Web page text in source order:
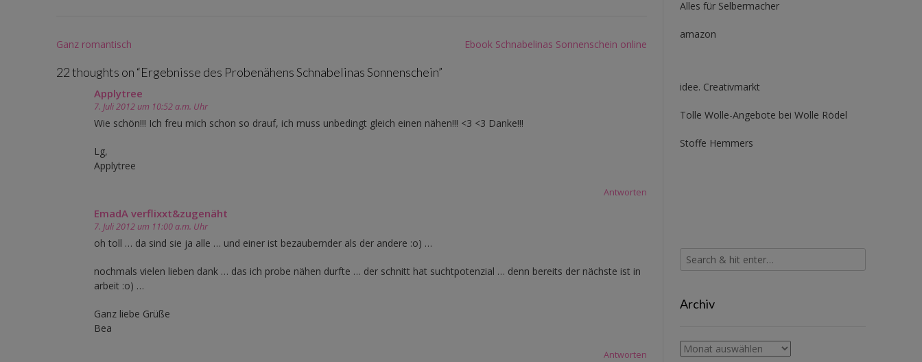
Post
Ganz romantisch Ebook Schnabelinas Sonnenschein online
22 thoughts on “Ergebnisse des Probenähens Schnabelinas Sonnenschein”
Applytree
7. Juli 2012 um 10:52 a.m. Uhr
Wie schön!!! Ich freu mich schon so drauf, ich muss unbedingt gleich einen nähen!!! <3 <3 Danke!!!
Lg,
Applytree
Antworten
EmadA verflixxt&zugenäht
7. Juli 2012 um 11:00 a.m. Uhr
oh toll … da sind sie ja alle … und einer ist bezaubernder als der andere :o) …
nochmals vielen lieben dank … das ich probe nähen durfte … der schnitt hat suchtpotenzial … denn bereits der nächste ist in
arbeit :o) …
Ganz liebe Grüße
Bea
Antworten
Alles für Selbermacher
amazon
idee. Creativmarkt
Tolle Wolle-Angebote bei Wolle Rödel
Stoffe Hemmers
Archiv
Archiv